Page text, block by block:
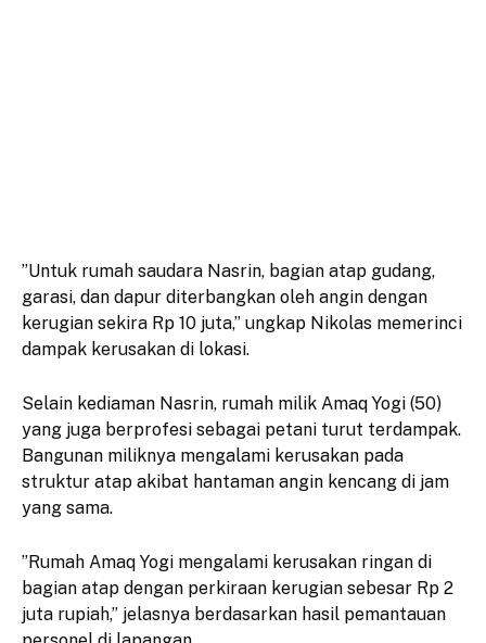
​”Untuk rumah saudara Nasrin, bagian atap gudang,
garasi, dan dapur diterbangkan oleh angin dengan
kerugian sekira Rp 10 juta,” ungkap Nikolas memerinci
dampak kerusakan di lokasi.
​Selain kediaman Nasrin, rumah milik Amaq Yogi (50)
yang juga berprofesi sebagai petani turut terdampak.
Bangunan miliknya mengalami kerusakan pada
struktur atap akibat hantaman angin kencang di jam
yang sama.
​”Rumah Amaq Yogi mengalami kerusakan ringan di
bagian atap dengan perkiraan kerugian sebesar Rp 2
juta rupiah,” jelasnya berdasarkan hasil pemantauan